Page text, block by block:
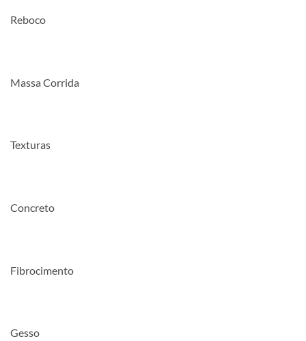
Reboco
Massa Corrida
Texturas
Concreto
Fibrocimento
Gesso